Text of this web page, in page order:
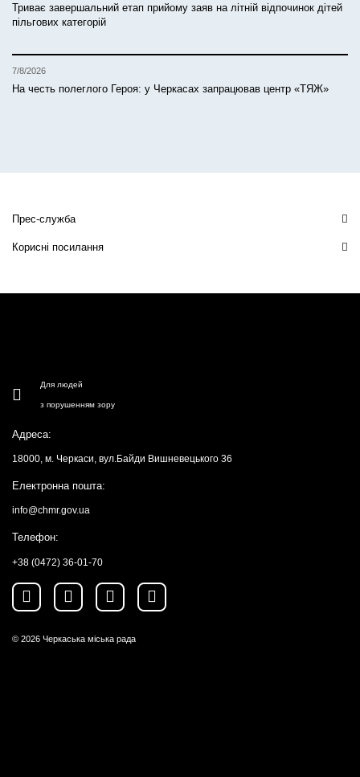
Триває завершальний етап прийому заяв на літній відпочинок дітей
пільгових категорій
7/8/2026
На честь полеглого Героя: у Черкасах запрацював центр «ТЯЖ»
Прес-служба
Корисні посилання
Для людей
з порушенням зору
Адреса:
18000, м. Черкаси, вул.Байди Вишневецького 36
Електронна пошта:
info@chmr.gov.ua
Телефон:
+38 (0472) 36-01-70
© 2026 Черкаська міська рада